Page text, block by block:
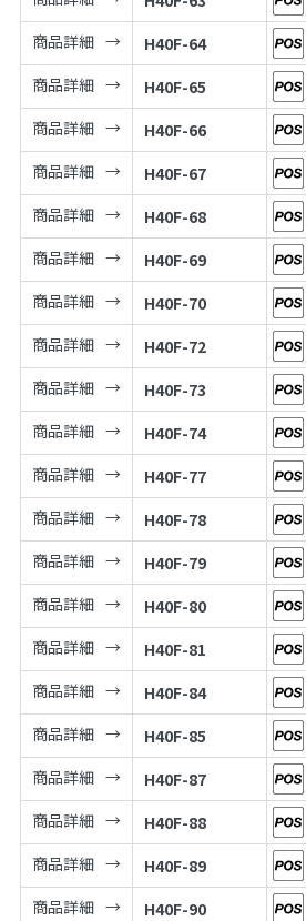
商品詳細
H40F-64
商品詳細
H40F-65
商品詳細
H40F-66
商品詳細
H40F-67
商品詳細
H40F-68
商品詳細
H40F-69
商品詳細
H40F-70
商品詳細
H40F-72
商品詳細
H40F-73
商品詳細
H40F-74
商品詳細
H40F-77
商品詳細
H40F-78
商品詳細
H40F-79
商品詳細
H40F-80
商品詳細
H40F-81
商品詳細
H40F-84
商品詳細
H40F-85
商品詳細
H40F-87
商品詳細
H40F-88
商品詳細
H40F-89
商品詳細
H40F-90